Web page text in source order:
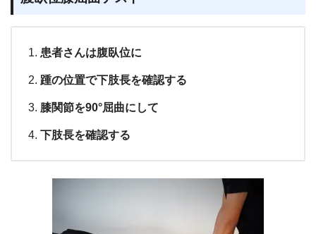
患者さんは腹臥位に
踵の位置で下肢長を確認する
膝関節を90°屈曲にして
下肢長を確認する